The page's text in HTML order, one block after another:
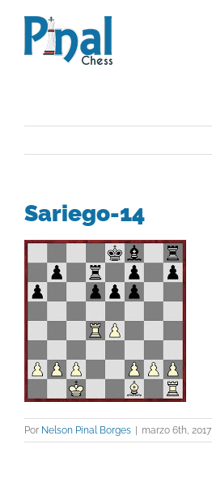
contenido
Sariego-14
Por Nelson Pinal Borges | marzo 6th, 2017